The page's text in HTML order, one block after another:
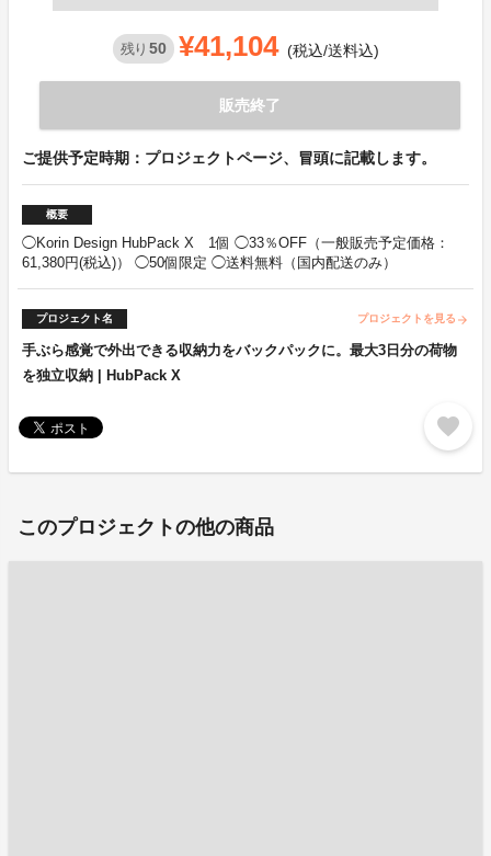
残り 50 ¥41,104 (税込/送料込)
販売終了
ご提供予定時期：プロジェクトページ、冒頭に記載します。
概要
◯Korin Design HubPack X 1個 ◯33％OFF（一般販売予定価格：
61,380円(税込)） ◯50個限定 ◯送料無料（国内配送のみ）
プロジェクト名 プロジェクトを見る arrow_forward
手ぶら感覚で外出できる収納力をバックパックに。最大3日分の荷物
を独立収納 | HubPack X
favorite
このプロジェクトの他の商品